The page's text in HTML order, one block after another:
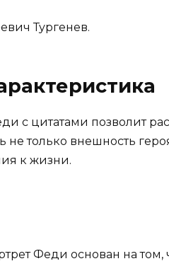
Тургенев.
с цитатами позволит
только внешность
к жизни.
Феди основан на том,